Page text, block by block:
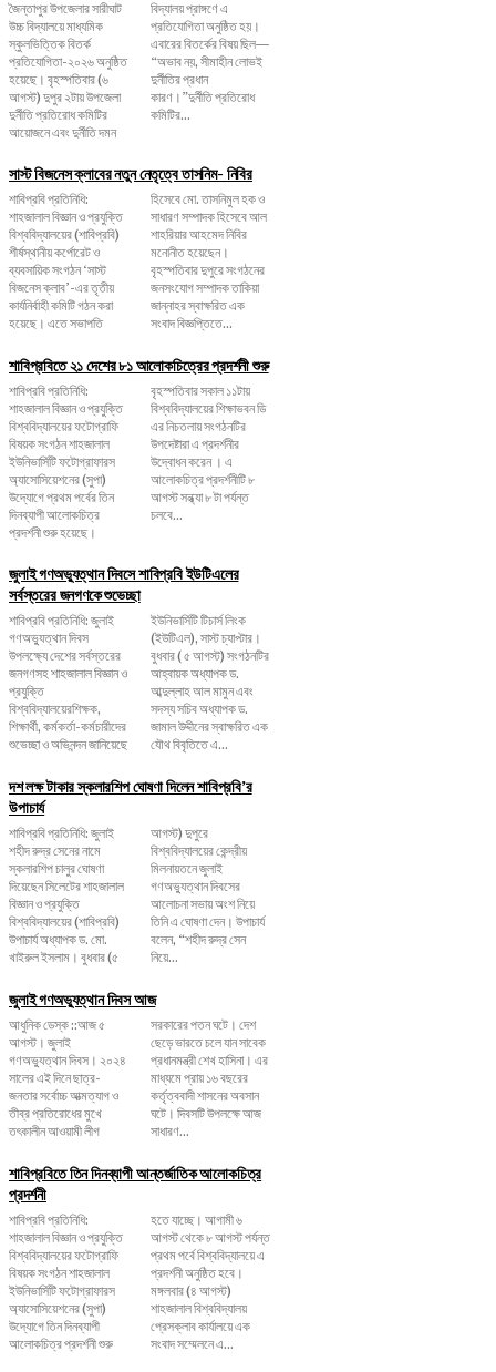
জৈন্তাপুর উপজেলার সারীঘাট
উচ্চ বিদ্যালয়ে মাধ্যমিক
স্কুলভিত্তিক বিতর্ক
প্রতিযোগিতা-২০২৬ অনুষ্ঠিত
হয়েছে। বৃহস্পতিবার (৬
আগস্ট) দুপুর ২টায় উপজেলা
দুর্নীতি প্রতিরোধ কমিটির
আয়োজনে এবং দুর্নীতি দমন
বিদ্যালয় প্রাঙ্গণে এ
প্রতিযোগিতা অনুষ্ঠিত হয়।
এবারের বিতর্কের বিষয় ছিল—
“অভাব নয়, সীমাহীন লোভই
দুর্নীতির প্রধান
কারণ।”দুর্নীতি প্রতিরোধ
কমিটির...
সাস্ট বিজনেস ক্লাবের নতুন নেতৃত্বে তাসনিম- নিবির
শাবিপ্রবি প্রতিনিধি:
শাহজালাল বিজ্ঞান ও প্রযুক্তি
বিশ্ববিদ্যালয়ের (শাবিপ্রবি)
শীর্ষস্থানীয় কর্পোরেট ও
ব্যবসায়িক সংগঠন ‘সাস্ট
বিজনেস ক্লাব’-এর তৃতীয়
কার্যনির্বাহী কমিটি গঠন করা
হয়েছে। এতে সভাপতি
হিসেবে মো. তাসনিমুল হক ও
সাধারণ সম্পাদক হিসেবে আল
শাহরিয়ার আহমেদ নিবির
মনোনীত হয়েছেন।
বৃহস্পতিবার দুপুরে সংগঠনের
জনসংযোগ সম্পাদক তাকিয়া
জান্নাহর স্বাক্ষরিত এক
সংবাদ বিজ্ঞপ্তিতে...
শাবিপ্রবিতে ২১ দেশের ৮১ আলোকচিত্রের প্রদর্শনী শুরু
শাবিপ্রবি প্রতিনিধি:
শাহজালাল বিজ্ঞান ও প্রযুক্তি
বিশ্ববিদ্যালয়ের ফটোগ্রাফি
বিষয়ক সংগঠন শাহজালাল
ইউনিভার্সিটি ফটোগ্রাফারস
অ্যাসোসিয়েশনের (সুপা)
উদ্যোগে প্রথম পর্বের তিন
দিনব্যাপী আলোকচিত্র
প্রদর্শনী শুরু হয়েছে।
বৃহস্পতিবার সকাল ১১টায়
বিশ্ববিদ্যালয়ের শিক্ষাভবন ডি
এর নিচতলায় সংগঠনটির
উপদেষ্টারা এ প্রদর্শনীর
উদ্বোধন করেন । এ
আলোকচিত্র প্রদর্শনীটি ৮
আগস্ট সন্ধ্যা ৮ টা পর্যন্ত
চলবে...
জুলাই গণঅভ্যুত্থান দিবসে শাবিপ্রবি ইউটিএলের
সর্বস্তরের জনগণকে শুভেচ্ছা
শাবিপ্রবি প্রতিনিধি: জুলাই
গণঅভ্যুত্থান দিবস
উপলক্ষ্যে দেশের সর্বস্তরের
জনগণসহ শাহজালাল বিজ্ঞান ও
প্রযুক্তি
বিশ্ববিদ্যালয়েরশিক্ষক,
শিক্ষার্থী, কর্মকর্তা-কর্মচারীদের
শুভেচ্ছা ও অভিনন্দন জানিয়েছে
ইউনিভার্সিটি টিচার্স লিংক
(ইউটিএল), সাস্ট চ্যাপ্টার।
বুধবার ( ৫ আগস্ট) সংগঠনটির
আহ্বায়ক অধ্যাপক ড.
আব্দুল্লাহ আল মামুন এবং
সদস্য সচিব অধ্যাপক ড.
জামাল উদ্দীনের স্বাক্ষরিত এক
যৌথ বিবৃতিতে এ...
দশ লক্ষ টাকার স্কলারশিপ ঘোষণা দিলেন শাবিপ্রবি’র
উপাচার্য
শাবিপ্রবি প্রতিনিধি: জুলাই
শহীদ রুদ্র সেনের নামে
স্কলারশিপ চালুর ঘোষণা
দিয়েছেন সিলেটের শাহজালাল
বিজ্ঞান ও প্রযুক্তি
বিশ্ববিদ্যালয়ের (শাবিপ্রবি)
উপাচার্য অধ্যাপক ড. মো.
খাইরুল ইসলাম। বুধবার (৫
আগস্ট) দুপুরে
বিশ্ববিদ্যালয়ের কেন্দ্রীয়
মিলনায়তনে জুলাই
গণঅভ্যুত্থান দিবসের
আলোচনা সভায় অংশ নিয়ে
তিনি এ ঘোষণা দেন। উপাচার্য
বলেন, ‌“শহীদ রুদ্র সেন
নিয়ে...
জুলাই গণঅভ্যুত্থান দিবস আজ
আধুনিক ডেস্ক ::আজ ৫
আগস্ট। জুলাই
গণঅভ্যুত্থান দিবস। ২০২৪
সালের এই দিনে ছাত্র-
জনতার সর্বোচ্চ আত্মত্যাগ ও
তীব্র প্রতিরোধের মুখে
তৎকালীন আওয়ামী লীগ
সরকারের পতন ঘটে। দেশ
ছেড়ে ভারতে চলে যান সাবেক
প্রধানমন্ত্রী শেখ হাসিনা। এর
মাধ্যমে প্রায় ১৬ বছরের
কর্তৃত্ববাদী শাসনের অবসান
ঘটে। দিবসটি উপলক্ষে আজ
সাধারণ...
শাবিপ্রবিতে তিন দিনব্যাপী আন্তর্জাতিক আলোকচিত্র
প্রদর্শনী
শাবিপ্রবি প্রতিনিধি:
শাহজালাল বিজ্ঞান ও প্রযুক্তি
বিশ্ববিদ্যালয়ের ফটোগ্রাফি
বিষয়ক সংগঠন শাহজালাল
ইউনিভার্সিটি ফটোগ্রাফারস
অ্যাসোসিয়েশনের (সুপা)
উদ্যোগে তিন দিনব্যাপী
আলোকচিত্র প্রদর্শনী শুরু
হতে যাচ্ছে। আগামী ৬
আগস্ট থেকে ৮ আগস্ট পর্যন্ত
প্রথম পর্বে বিশ্ববিদ্যালয়ে এ
প্রদর্শনী অনুষ্ঠিত হবে।
মঙ্গলবার (৪ আগস্ট)
শাহজালাল বিশ্ববিদ্যালয়
প্রেসক্লাব কার্যালয়ে এক
সংবাদ সম্মেলনে এ...